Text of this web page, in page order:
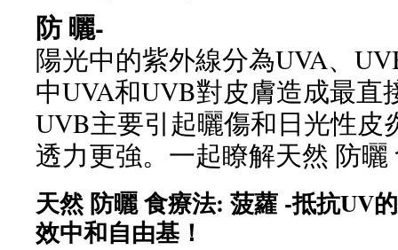
防 曬-
陽光中的紫外線分為UVA、
中UVA和UVB對皮膚造成最直
UVB主要引起曬傷和日光性皮
透力更強。一起瞭解天然 防曬
天然 防曬 食療法: 菠蘿 -抵抗UV
效中和自由基！